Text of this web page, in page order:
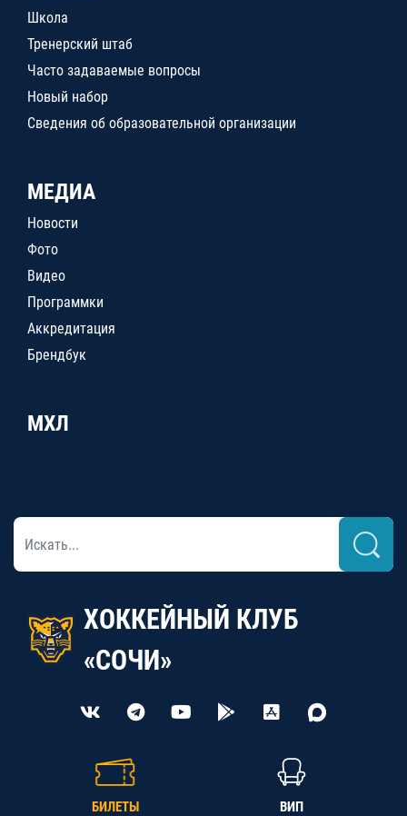
Школа
Тренерский штаб
Часто задаваемые вопросы
Новый набор
Сведения об образовательной организации
МЕДИА
Новости
Фото
Видео
Программки
Аккредитация
Брендбук
МХЛ
ХОККЕЙНЫЙ КЛУБ
«СОЧИ»
БИЛЕТЫ ВИП